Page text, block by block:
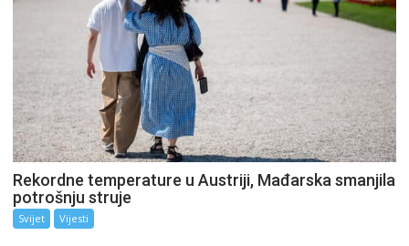
Rekordne temperature u Austriji, Mađarska smanjila
potrošnju struje
Svijet Vijesti